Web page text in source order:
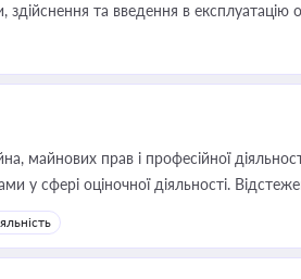
та введення в експлуатацію
майнових прав і професійної
у сфері оціночної діяльності.
юриста або бухгалтера під час
статусу суб'єктів оціночної